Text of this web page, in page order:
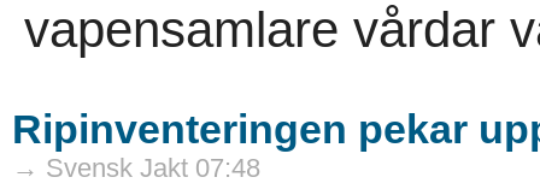
vapensamlare vårdar
Ripinventeringen pekar
→ Svensk Jakt 07:48